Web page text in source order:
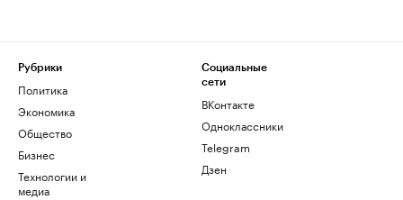
Рубрики
Политика
Экономика
Общество
Бизнес
Технологии и
медиа
Социальные
сети
ВКонтакте
Одноклассники
Telegram
Дзен